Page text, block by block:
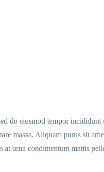
do eiusmod tempor
massa. Aliquam purus sit
urna condimentum mattis